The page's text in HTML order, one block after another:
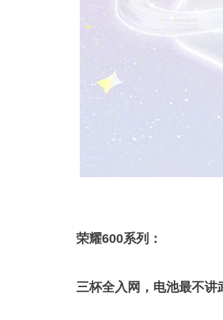
荣耀600系列：
三杯全入网，电池最不讲